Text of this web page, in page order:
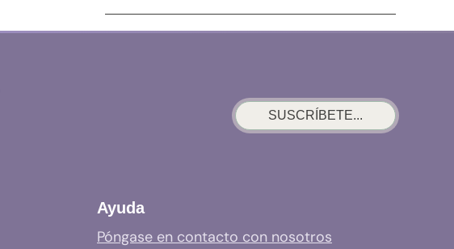
SUSCRÍBETE...
Ayuda
Póngase en contacto con nosotros